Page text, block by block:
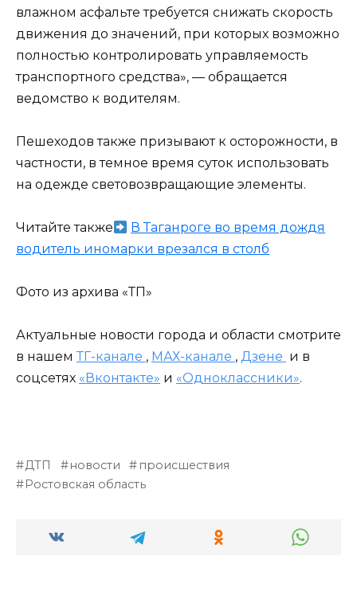
влажном асфальте требуется снижать скорость
движения до значений, при которых возможно
полностью контролировать управляемость
транспортного средства», — обращается
ведомство к водителям.
Пешеходов также призывают к осторожности, в
частности, в темное время суток использовать
на одежде световозвращающие элементы.
Читайте также
В Таганроге во время дождя
водитель иномарки врезался в столб
Фото из архива «ТП»
Актуальные новости города и области смотрите
в нашем ТГ-канале , МАХ-канале , Дзене и в
соцсетях «Вконтакте» и «Одноклассники».
ДТП новости
происшествия
Ростовская область